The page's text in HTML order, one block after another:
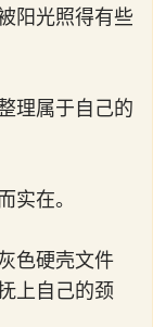
阳光照得有些
理属于自己的
实在。
色硬壳文件
上自己的颈